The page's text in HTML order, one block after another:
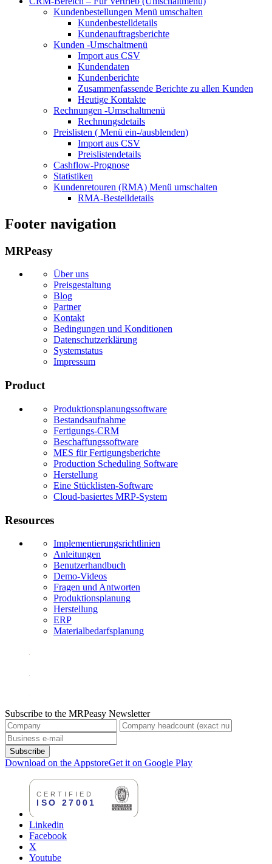
Kundenbestellungen Menü umschalten
Kundenbestelldetails
Kundenauftragsberichte
Kunden -Umschaltmenü
Import aus CSV
Kundendaten
Kundenberichte
Zusammenfassende Berichte zu allen Kunden
Heutige Kontakte
Rechnungen -Umschaltmenü
Rechnungsdetails
Preislisten ( Menü ein-/ausblenden)
Import aus CSV
Preislistendetails
Cashflow-Prognose
Statistiken
Kundenretouren (RMA) Menü umschalten
RMA-Bestelldetails
Footer navigation
MRPeasy
Über uns
Preisgestaltung
Blog
Partner
Kontakt
Bedingungen und Konditionen
Datenschutzerklärung
Systemstatus
Impressum
Product
Produktionsplanungssoftware
Bestandsaufnahme
Fertigungs-CRM
Beschaffungssoftware
MES für Fertigungsberichte
Production Scheduling Software
Herstellung
Eine Stücklisten-Software
Cloud-basiertes MRP-System
Resources
Implementierungsrichtlinien
Anleitungen
Benutzerhandbuch
Demo-Videos
Fragen und Antworten
Produktionsplanung
Herstellung
ERP
Materialbedarfsplanung
Subscribe to the MRPeasy Newsletter
Subscribe
Download on the AppstoreGet it on Google Play
Linkedin
Facebook
X
Youtube